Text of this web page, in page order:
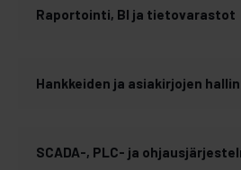
Raportointi, BI ja tietovarastot
Hankkeiden ja asiakirjojen
SCADA-, PLC- ja